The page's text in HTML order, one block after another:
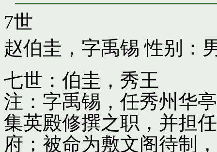
7世
赵伯圭，字禹锡 性别：
七世：伯圭，秀王
注：字禹锡，任秀州华
集英殿修撰之职，并担
府；被命为敷文阁待制